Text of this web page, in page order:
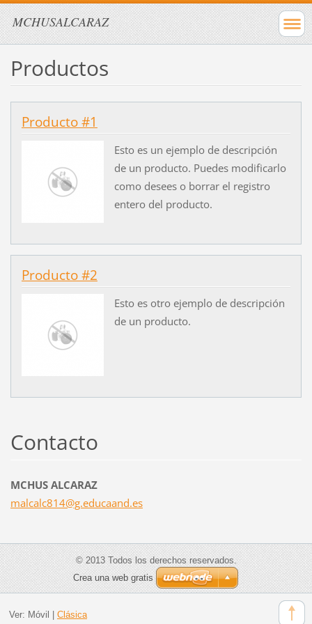
MCHUSALCARAZ
Productos
Producto #1
Esto es un ejemplo de descripción
de un producto. Puedes modificarlo
como desees o borrar el registro
entero del producto.
Producto #2
Esto es otro ejemplo de descripción
de un producto.
Contacto
MCHUS ALCARAZ
malcalc814@g.educaand.es
© 2013 Todos los derechos reservados.
Crea una web gratis
Ver: Móvil | Clásica